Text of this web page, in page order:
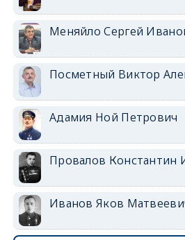
Меняйло Сергей
Посметный Виктор
Адамия Ной Петрович
Провалов Константин
Иванов Яков